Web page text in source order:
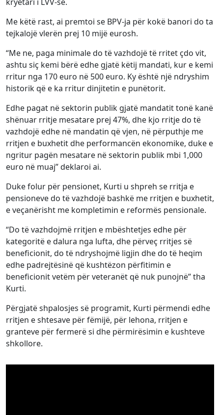
Me këtë rast, ai premtoi se BPV-ja për kokë banori do ta
tejkalojë vlerën prej 10 mijë eurosh.
“Me ne, paga minimale do të vazhdojë të rritet çdo vit,
ashtu siç kemi bërë edhe gjatë këtij mandati, kur e kemi
rritur nga 170 euro në 500 euro. Ky është një ndryshim
historik që e ka rritur dinjitetin e punëtorit.
Edhe pagat në sektorin publik gjatë mandatit tonë kanë
shënuar rritje mesatare prej 47%, dhe kjo rritje do të
vazhdojë edhe në mandatin që vjen, në përputhje me
rritjen e buxhetit dhe performancën ekonomike, duke e
ngritur pagën mesatare në sektorin publik mbi 1,000
euro në muaj” deklaroi ai.
Duke folur për pensionet, Kurti u shpreh se rritja e
pensioneve do të vazhdojë bashkë me rritjen e buxhetit,
e veçanërisht me kompletimin e reformës pensionale.
“Do të vazhdojmë rritjen e mbështetjes edhe për
kategoritë e dalura nga lufta, dhe përveç rritjes së
beneficionit, do të ndryshojmë ligjin dhe do të heqim
edhe padrejtësinë që kushtëzon përfitimin e
beneficionit vetëm për veteranët që nuk punojnë” tha
Kurti.
Përgjatë shpalosjes së programit, Kurti përmendi edhe
rritjen e shtesave për fëmijë, për lehona, rritjen e
granteve për fermerë si dhe përmirësimin e kushteve
shkollore.